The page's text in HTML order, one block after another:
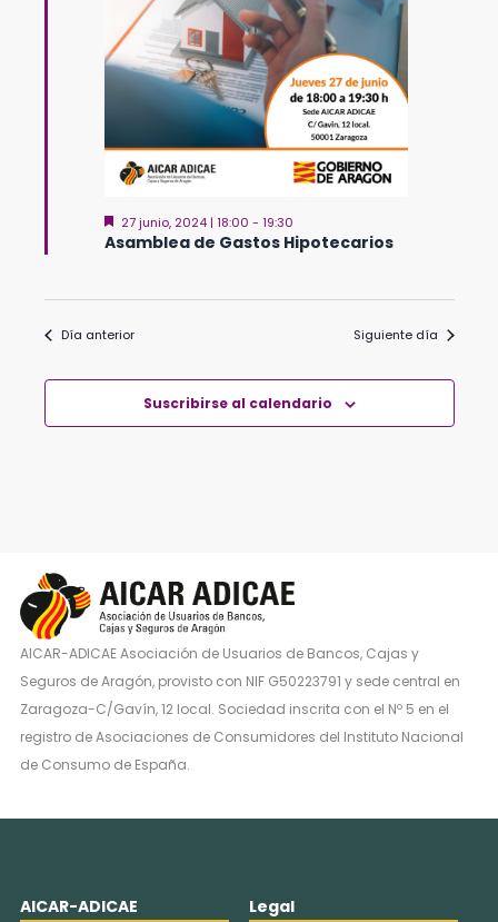
Asamblea de Gastos Hipotecarios
Destacado
27 junio, 2024 | 18:00 - 19:30
Día anterior Siguiente día
Suscribirse al calendario
AICAR-ADICAE Asociación de Usuarios de Bancos, Cajas y
Seguros de Aragón, provisto con NIF G50223791 y sede central en
Zaragoza-C/Gavín, 12 local. Sociedad inscrita con el Nº 5 en el
registro de Asociaciones de Consumidores del Instituto Nacional
de Consumo de España.
AICAR-ADICAE Legal